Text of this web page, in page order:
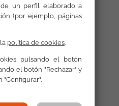
un perfil elaborado a
(por ejemplo, páginas
política de cookies.
pulsando el botón
el botón "Rechazar" y
"Configurar".